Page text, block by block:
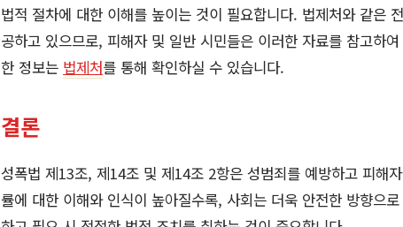
법적 절차에 대한 이해를 높이는 것이 필요합니다. 법제처와 같은
공하고 있으므로, 피해자 및 일반 시민들은 이러한 자료를 참고하
한 정보는 법제처를 통해 확인하실 수 있습니다.
결론
성폭법 제13조, 제14조 및 제14조 2항은 성범죄를 예방하고 피해
률에 대한 이해와 인식이 높아질수록, 사회는 더욱 안전한 방향으